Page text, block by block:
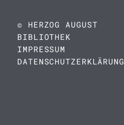
© HERZOG AUGUST
BIBLIOTHEK
IMPRESSUM
DATENSCHUTZERKLÄRUNG